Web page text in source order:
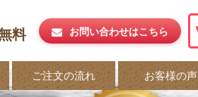
料 お問い合わせはこちら
ご注文の流れ お客様の声